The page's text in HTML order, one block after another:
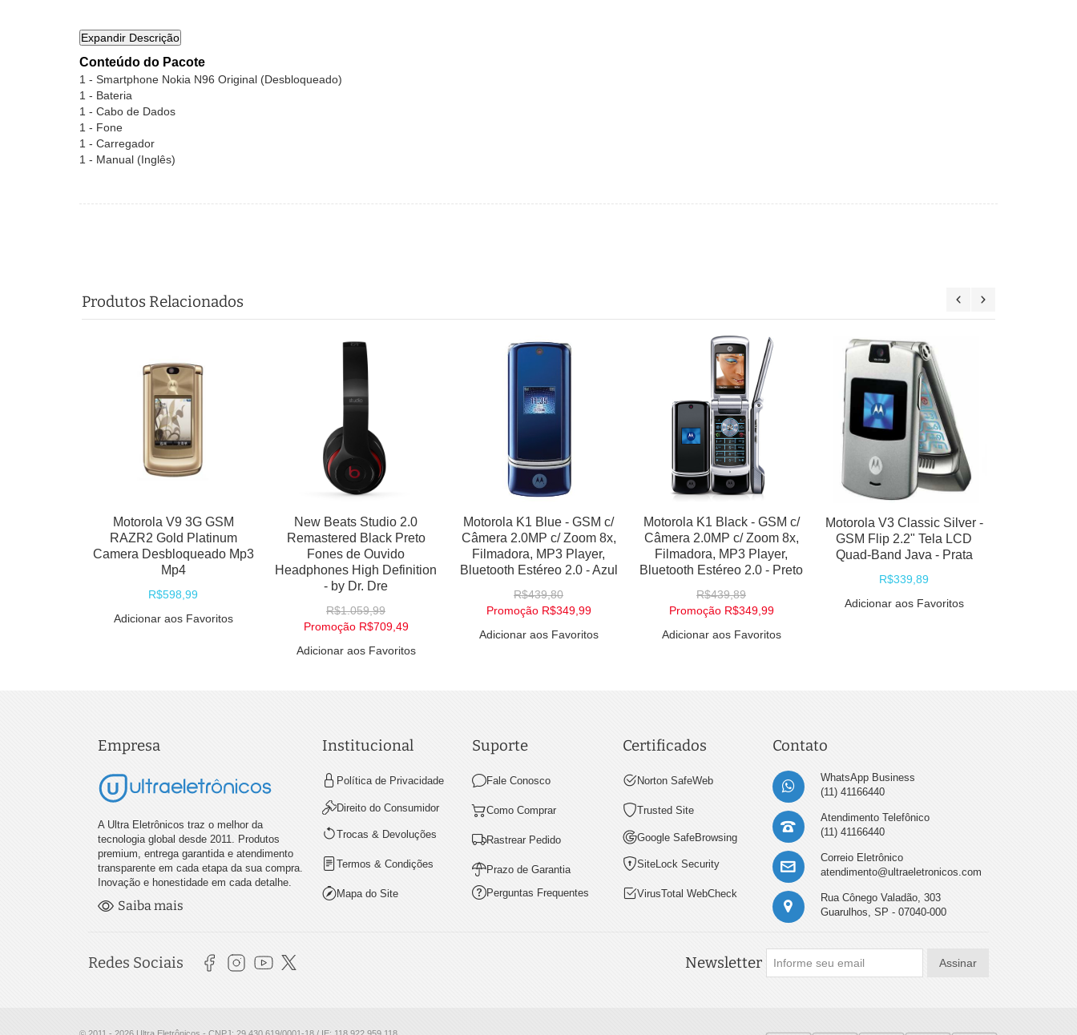
Conteúdo do Pacote
1 - Smartphone Nokia N96 Original (Desbloqueado)
1 - Bateria
1 - Cabo de Dados
1 - Fone
1 - Carregador
1 - Manual (Inglês)
Produtos Relacionados
Motorola V9 3G GSM
RAZR2 Gold Platinum
Camera Desbloqueado Mp3
Mp4
R$598,99
Adicionar aos Favoritos
New Beats Studio 2.0
Remastered Black Preto
Fones de Ouvido
Headphones High Definition
- by Dr. Dre
R$1.059,99
Promoção R$709,49
Adicionar aos Favoritos
Motorola K1 Blue - GSM c/
Câmera 2.0MP c/ Zoom 8x,
Filmadora, MP3 Player,
Bluetooth Estéreo 2.0 - Azul
R$439,80
Promoção R$349,99
Adicionar aos Favoritos
Motorola K1 Black - GSM c/
Câmera 2.0MP c/ Zoom 8x,
Filmadora, MP3 Player,
Bluetooth Estéreo 2.0 - Preto
R$439,89
Promoção R$349,99
Adicionar aos Favoritos
Motorola V3 Classic Silver -
GSM Flip 2.2" Tela LCD
Quad-Band Java - Prata
R$339,89
Adicionar aos Favoritos
Empresa
A Ultra Eletrônicos traz o melhor da
tecnologia global desde 2011. Produtos
premium, entrega garantida e atendimento
transparente em cada etapa da sua compra.
Inovação e honestidade em cada detalhe.
Saiba mais
Institucional
Política de Privacidade
Direito do Consumidor
Trocas & Devoluções
Termos & Condições
Mapa do Site
Suporte
Fale Conosco
Como Comprar
Rastrear Pedido
Prazo de Garantia
Perguntas Frequentes
Certificados
Norton SafeWeb
Trusted Site
Google SafeBrowsing
SiteLock Security
VirusTotal WebCheck
Contato
WhatsApp Business
(11) 41166440
Atendimento Telefônico
(11) 41166440
Correio Eletrônico
atendimento@ultraeletronicos.com
Rua Cônego Valadão, 303
Guarulhos, SP - 07040-000
Redes Sociais Newsletter Assinar